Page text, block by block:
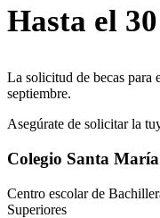
Hasta el
La solicitud de becas para
septiembre.
Asegúrate de solicitar la
Colegio Santa
Centro escolar de
Superiores